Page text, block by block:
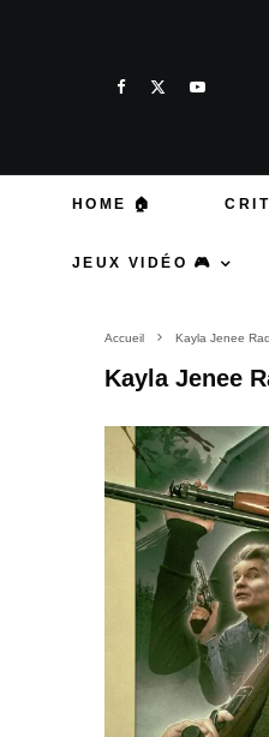
HOME 🏠
JEUX VIDÉO 🎮
Accueil Kayla Jenee
Kayla Jenee